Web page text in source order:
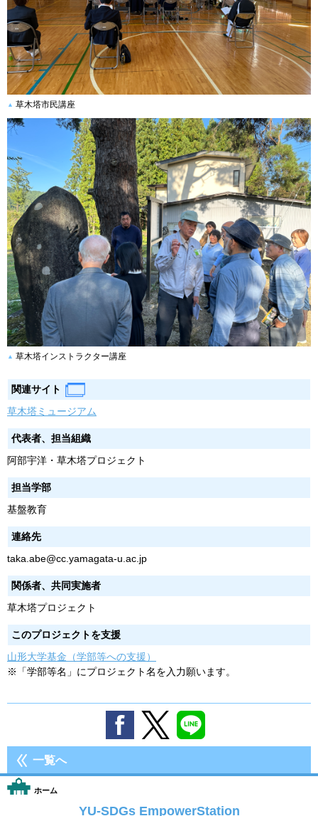
草木塔市民講座
草木塔インストラクター講座
関連サイト
草木塔ミュージアム
代表者、担当組織
阿部宇洋・草木塔プロジェクト
担当学部
基盤教育
連絡先
taka.abe@cc.yamagata-u.ac.jp
関係者、共同実施者
草木塔プロジェクト
このプロジェクトを支援
山形大学基金（学部等への支援）
※「学部等名」にプロジェクト名を入力願います。
一覧へ
ホーム
YU-SDGs EmpowerStation